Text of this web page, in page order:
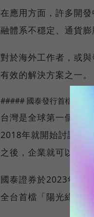
在應用方面，許多開
融體系不穩定、通貨
對於海外工作者，或
有效的解決方案之一。
##### 國泰發行首檔STO
台灣是全球第一個專
2018年就開始討論
之後，企業就可以透
國泰證券於2023年11
全台首檔「陽光綠益